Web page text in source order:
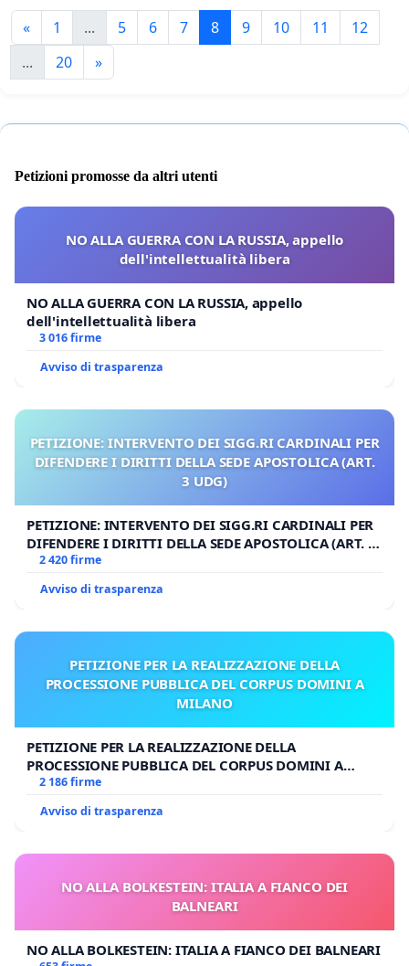
« 1 ... 5 6 7 8 9 10 11
12
...
20 »
Petizioni promosse da altri utenti
NO ALLA GUERRA CON LA RUSSIA, appello
dell'intellettualità libera
NO ALLA GUERRA CON LA RUSSIA, appello
dell'intellettualità libera
3 016 firme
Avviso di trasparenza
PETIZIONE: INTERVENTO DEI SIGG.RI CARDINALI PER
DIFENDERE I DIRITTI DELLA SEDE APOSTOLICA (ART.
3 UDG)
PETIZIONE: INTERVENTO DEI SIGG.RI CARDINALI PER
DIFENDERE I DIRITTI DELLA SEDE APOSTOLICA (ART. 3
UDG)
2 420 firme
Avviso di trasparenza
PETIZIONE PER LA REALIZZAZIONE DELLA
PROCESSIONE PUBBLICA DEL CORPUS DOMINI A
MILANO
PETIZIONE PER LA REALIZZAZIONE DELLA
PROCESSIONE PUBBLICA DEL CORPUS DOMINI A
MILANO
2 186 firme
Avviso di trasparenza
NO ALLA BOLKESTEIN: ITALIA A FIANCO DEI
BALNEARI
NO ALLA BOLKESTEIN: ITALIA A FIANCO DEI BALNEARI